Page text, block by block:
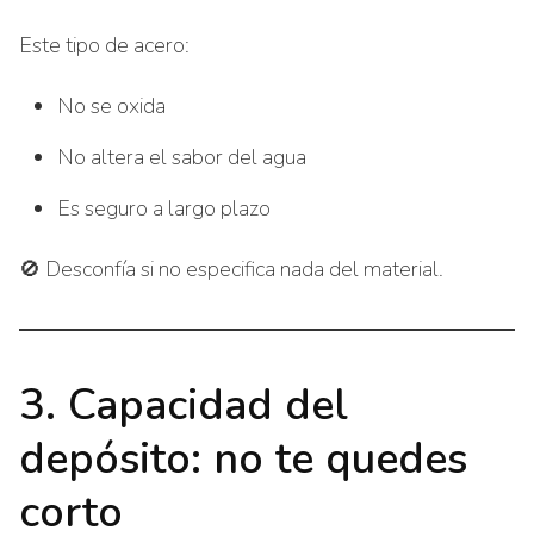
Este tipo de acero:
No se oxida
No altera el sabor del agua
Es seguro a largo plazo
🚫 Desconfía si no especifica nada del material.
3. Capacidad del
depósito: no te quedes
corto